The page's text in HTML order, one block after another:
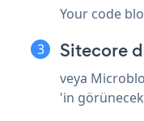
Your code
Sitecore
veya
'in